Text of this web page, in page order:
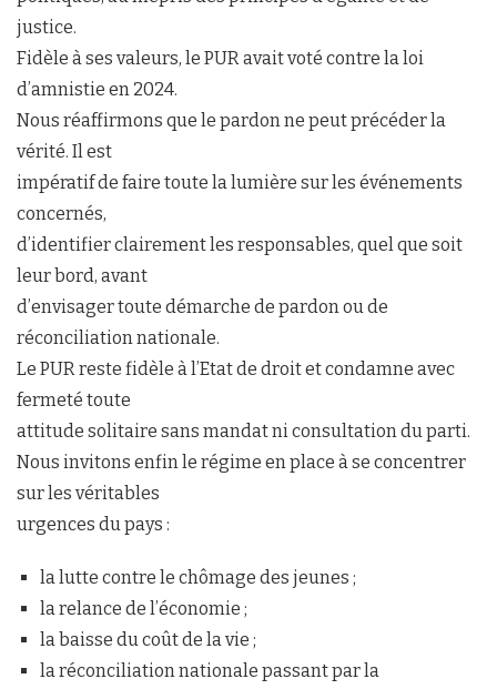
justice.
Fidèle à ses valeurs, le PUR avait voté contre la loi
d’amnistie en 2024.
Nous réaffirmons que le pardon ne peut précéder la
vérité. Il est
impératif de faire toute la lumière sur les événements
concernés,
d’identifier clairement les responsables, quel que soit
leur bord, avant
d’envisager toute démarche de pardon ou de
réconciliation nationale.
Le PUR reste fidèle à l’Etat de droit et condamne avec
fermeté toute
attitude solitaire sans mandat ni consultation du parti.
Nous invitons enfin le régime en place à se concentrer
sur les véritables
urgences du pays :
la lutte contre le chômage des jeunes ;
la relance de l’économie ;
la baisse du coût de la vie ;
la réconciliation nationale passant par la